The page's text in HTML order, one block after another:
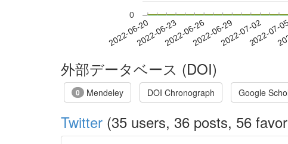
2022-06-202022-06-232022-06-262022-06-292022-07-022022-07-
0
外部データベース (DOI)
0 Mendeley DOI Chronograph Google
Twitter (35 users, 36 posts, 56